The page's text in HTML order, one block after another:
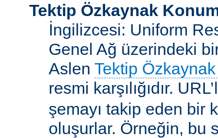
Tektip Özkaynak
İngilizcesi: Uniform
Genel Ağ üzerindeki
Aslen Tektip
resmi karşılığıdır.
şemayı takip eden bir
oluşurlar. Örneğin, bu